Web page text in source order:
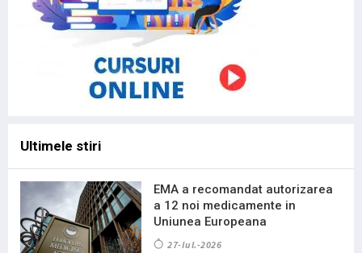
Ultimele stiri
EMA a recomandat autorizarea
a 12 noi medicamente in
Uniunea Europeana
27-Iul.-2026